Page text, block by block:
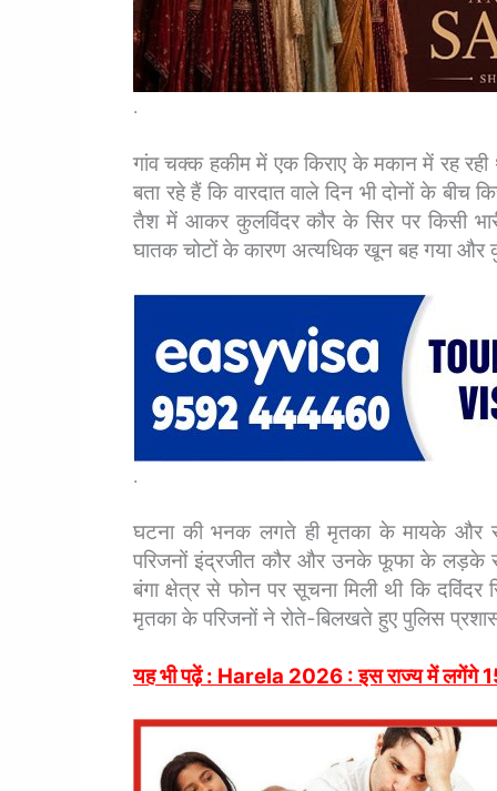
.
गांव चक्क हकीम में एक किराए के मकान में रह
बता रहे हैं कि वारदात वाले दिन भी दोनों के बीच
तैश में आकर कुलविंदर कौर के सिर पर किसी
घातक चोटों के कारण अत्यधिक खून बह गया और
.
घटना की भनक लगते ही मृतका के मायके और
परिजनों इंद्रजीत कौर और उनके फूफा के लड़के
बंगा क्षेत्र से फोन पर सूचना मिली थी कि
मृतका के परिजनों ने रोते-बिलखते हुए पुलिस
यह भी पढ़ें : Harela 2026 : इस राज्य में लगेंगे